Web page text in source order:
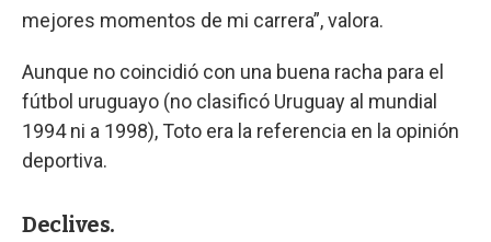
mejores momentos de mi carrera”, valora.
Aunque no coincidió con una buena racha para el
fútbol uruguayo (no clasificó Uruguay al mundial
1994 ni a 1998), Toto era la referencia en la opinión
deportiva.
Declives.